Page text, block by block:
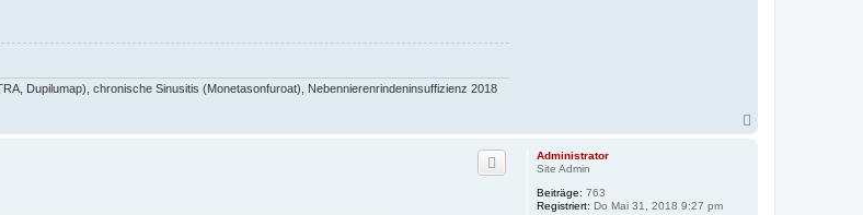
Dupilumap), chronische Sinusitis (Monetasonfuroat), Nebennierenrindeninsuffizienz 2018
Administrator
Site Admin
Beiträge: 763
Registriert: Do Mai 31, 2018 9:27 pm